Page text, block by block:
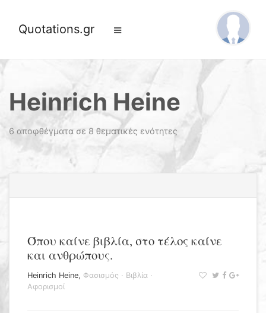
Quotations.gr
Heinrich Heine
6 αποφθέγματα σε 8 θεματικές ενότητες
Όπου καίνε βιβλία, στο τέλος καίνε
και ανθρώπους.
Heinrich Heine, Φασισμός · Βιβλία ·
Αφορισμοί